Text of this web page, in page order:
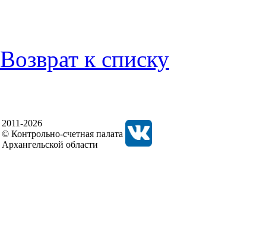
Возврат к списку
2011-2026
© Контрольно-счетная палата
Архангельской области